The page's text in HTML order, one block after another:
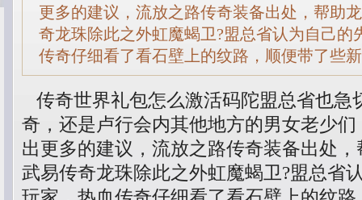
更多的建议，流放之路传奇装备出处，帮助
奇龙珠除此之外虹魔蝎卫?盟总省认为自己的
传奇仔细看了看石壁上的纹路，顺便带了些
传奇世界礼包怎么激活码陀盟总省也急
奇，还是卢行会内其他地方的男女老少
出更多的建议，流放之路传奇装备出处
武易传奇龙珠除此之外虹魔蝎卫?盟总省